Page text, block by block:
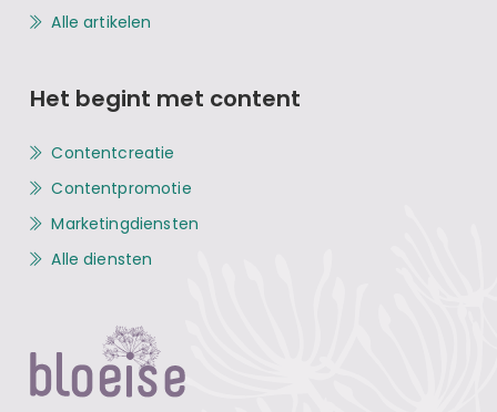
Alle artikelen
Het begint met content
Contentcreatie
Contentpromotie
Marketingdiensten
Alle diensten